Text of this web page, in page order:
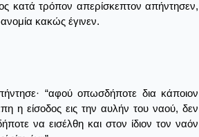
κατά τρόπον απερίσκεπτον απήντησεν,
κακώς έγινεν.
“αφού οπωσδήποτε δια κάποιον
η είσοδος εις την αυλήν του ναού, δεν
να εισέλθη και στον ίδιον τον ναόν